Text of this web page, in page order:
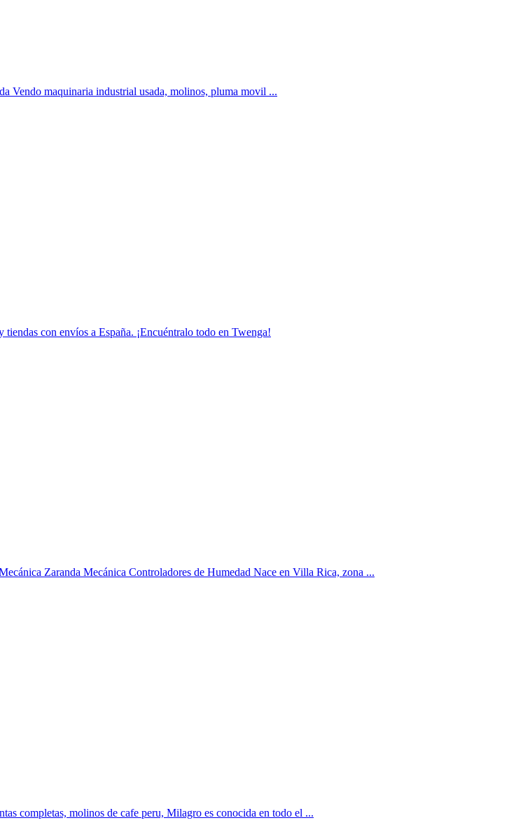
Vendo maquinaria industrial usada, molinos, pluma movil ...
con envíos a España. ¡Encuéntralo todo en Twenga!
Zaranda Mecánica Controladores de Humedad Nace en Villa Rica, zona ...
completas, molinos de cafe peru, Milagro es conocida en todo el ...